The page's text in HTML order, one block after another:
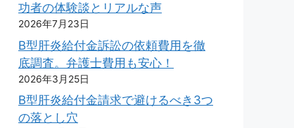
功者の体験談とリアルな声
2026年7月23日
B型肝炎給付金訴訟の依頼費用を徹
底調査。弁護士費用も安心！
2026年3月25日
B型肝炎給付金請求で避けるべき3つ
の落とし穴